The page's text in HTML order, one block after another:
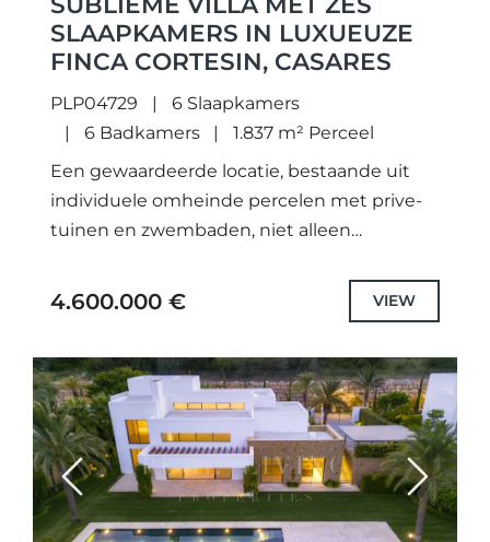
SLAAPKAMERS IN LUXUEUZE
FINCA CORTESIN, CASARES
PLP04729
6 Slaapkamers
6 Badkamers
1.837 m² Perceel
Een gewaardeerde locatie, bestaande uit
individuele omheinde percelen met prive-
tuinen en zwembaden, niet alleen
geselecteerd de hoogste kwaliteit
specificaties en fittingen, maar ook elke
4.600.000 € VIEW
Previous Next